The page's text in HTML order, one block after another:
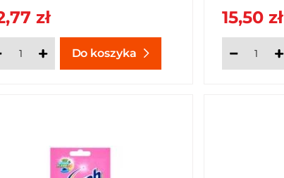
zł
Do koszyka
15,50 zł